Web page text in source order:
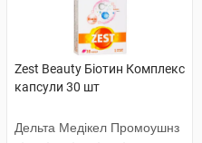
Zest Beauty Біотин Комплекс
капсули 30 шт
Дельта Медікел Промоушнз